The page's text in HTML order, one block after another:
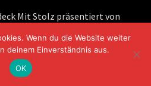
Mit Stolz präsentiert von
Wenn du die Website weiter
deinem Einverständnis aus.
OK